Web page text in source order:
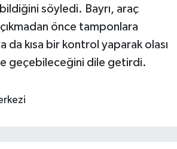
söyledi. Bayrı, araç
önce tamponlara
da kısa bir kontrol yaparak olası
geçebileceğini dile getirdi.